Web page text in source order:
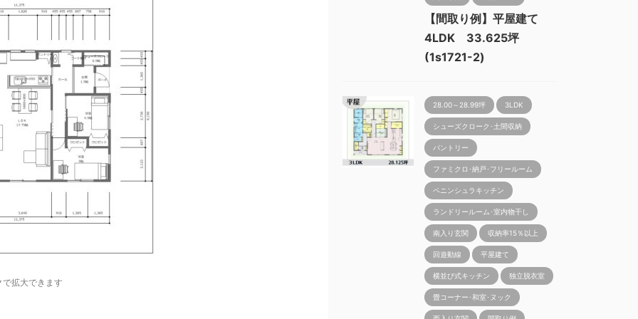
で拡大できます
【間取り例】平屋建て
4LDK 33.625坪
(1s1721-2)
28.00～28.99坪 3LDK
シューズクローク･土間収納
パントリー
ファミクロ･納戸･フリールーム
ペニンシュラキッチン
ランドリールーム･室内物干し
南入り玄関 収納率15％以上
回遊動線 平屋建て
横並び式キッチン 独立脱衣室
畳コーナー･和室･ヌック